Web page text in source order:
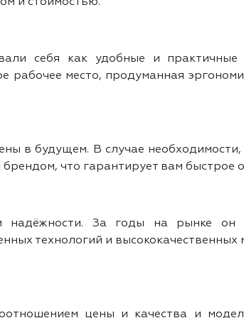
и стоимостью.
себя как удобные и
рабочее место, продуманная
в будущем. В случае необходимости,
что гарантирует вам быстрое
За годы на рынке он
технологий и
цены и качества и